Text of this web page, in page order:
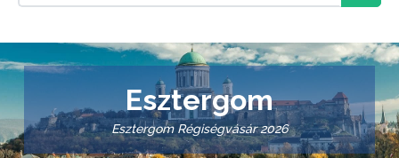
Esztergom
Esztergom Régiségvásár 2026